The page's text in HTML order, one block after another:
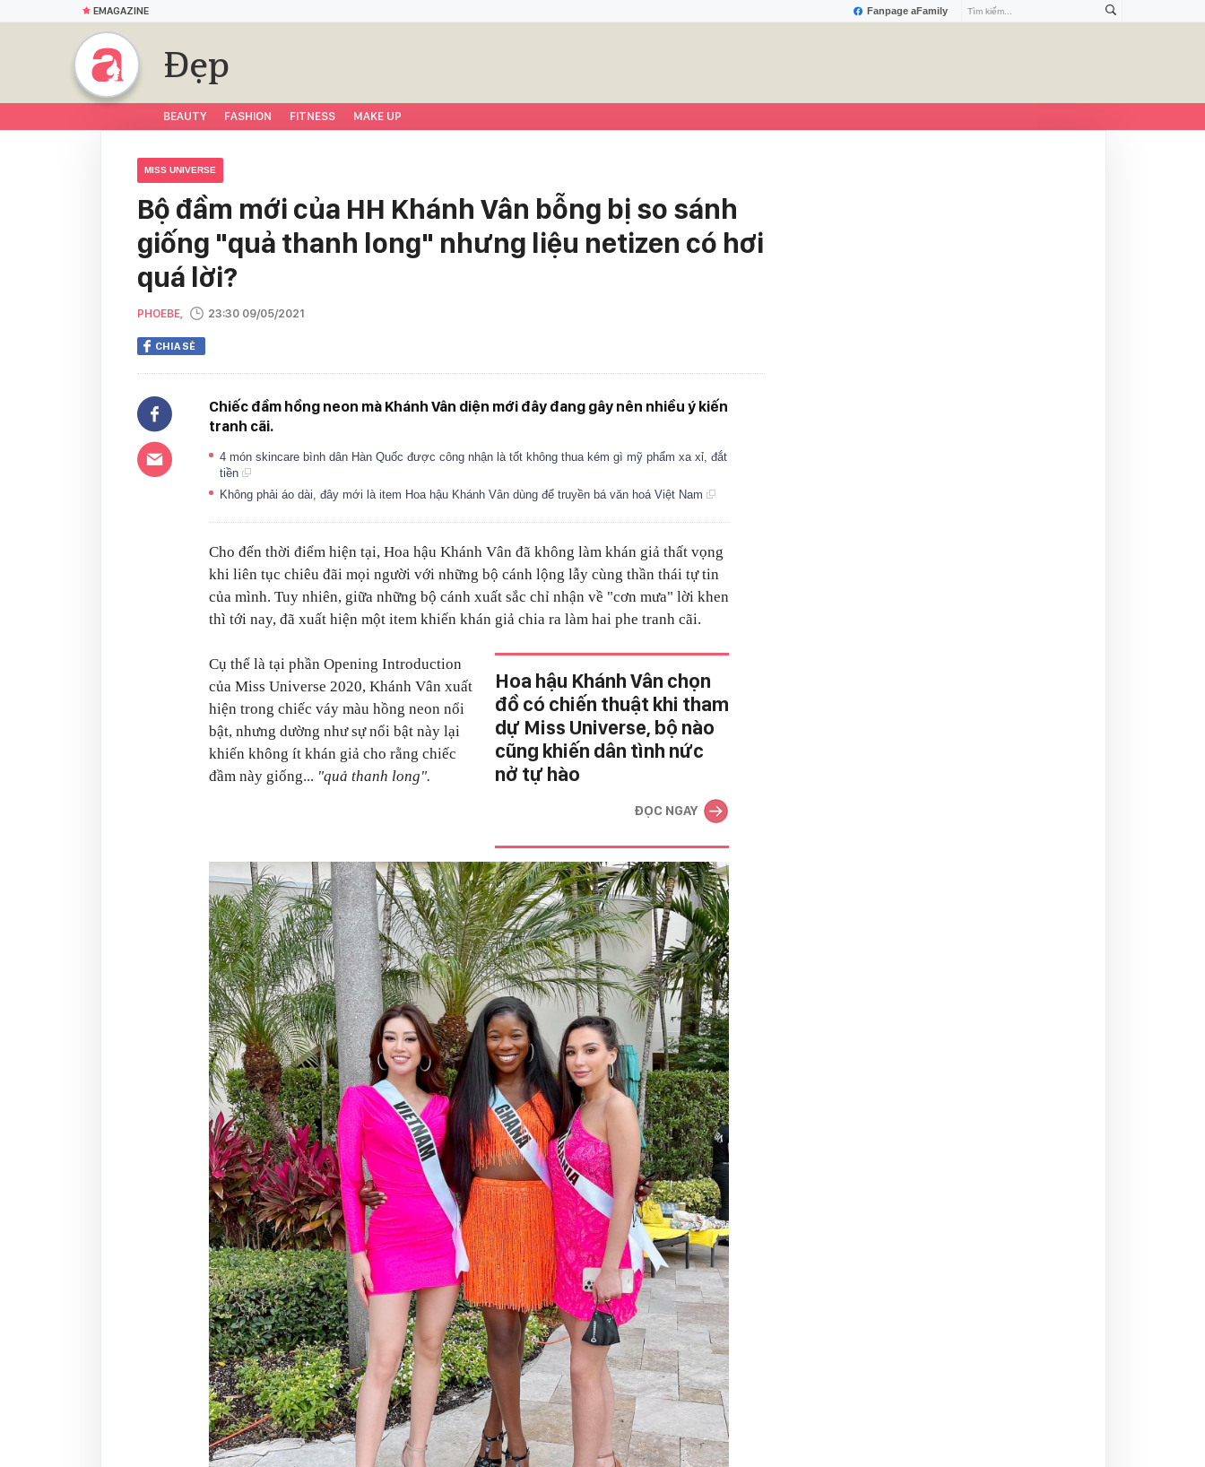
Fanpage aFamily
EMAGAZINE
Đẹp
BEAUTY FASHION FITNESS MAKE UP
MISS UNIVERSE
Bộ đầm mới của HH Khánh Vân bỗng bị so sánh
giống "quả thanh long" nhưng liệu netizen có hơi
quá lời?
PHOEBE, 23:30 09/05/2021
CHIA SẺ
Chiếc đầm hồng neon mà Khánh Vân diện mới đây đang gây nên nhiều ý kiến
tranh cãi.
4 món skincare bình dân Hàn Quốc được công nhận là tốt không thua kém gì mỹ phẩm xa xỉ, đắt
tiền
Không phải áo dài, đây mới là item Hoa hậu Khánh Vân dùng để truyền bá văn hoá Việt Nam
Cho đến thời điểm hiện tại, Hoa hậu Khánh Vân đã không làm khán giả thất vọng
khi liên tục chiêu đãi mọi người với những bộ cánh lộng lẫy cùng thần thái tự tin
của mình. Tuy nhiên, giữa những bộ cánh xuất sắc chỉ nhận về "cơn mưa" lời khen
thì tới nay, đã xuất hiện một item khiến khán giả chia ra làm hai phe tranh cãi.
Hoa hậu Khánh Vân chọn
đồ có chiến thuật khi tham
dự Miss Universe, bộ nào
cũng khiến dân tình nức
nở tự hào
ĐỌC NGAY
Cụ thể là tại phần Opening Introduction
của Miss Universe 2020, Khánh Vân xuất
hiện trong chiếc váy màu hồng neon nổi
bật, nhưng dường như sự nổi bật này lại
khiến không ít khán giả cho rằng chiếc
đầm này giống... "quả thanh long".